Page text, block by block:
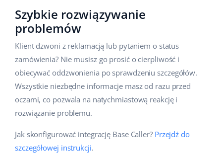
Szybkie rozwiązywanie
problemów
Klient dzwoni z reklamacją lub pytaniem o status
zamówienia? Nie musisz go prosić o cierpliwość i
obiecywać oddzwonienia po sprawdzeniu szczegółów.
Wszystkie niezbędne informacje masz od razu przed
oczami, co pozwala na natychmiastową reakcję i
rozwiązanie problemu.
Jak skonfigurować integrację Base Caller? Przejdź do
szczegółowej instrukcji.